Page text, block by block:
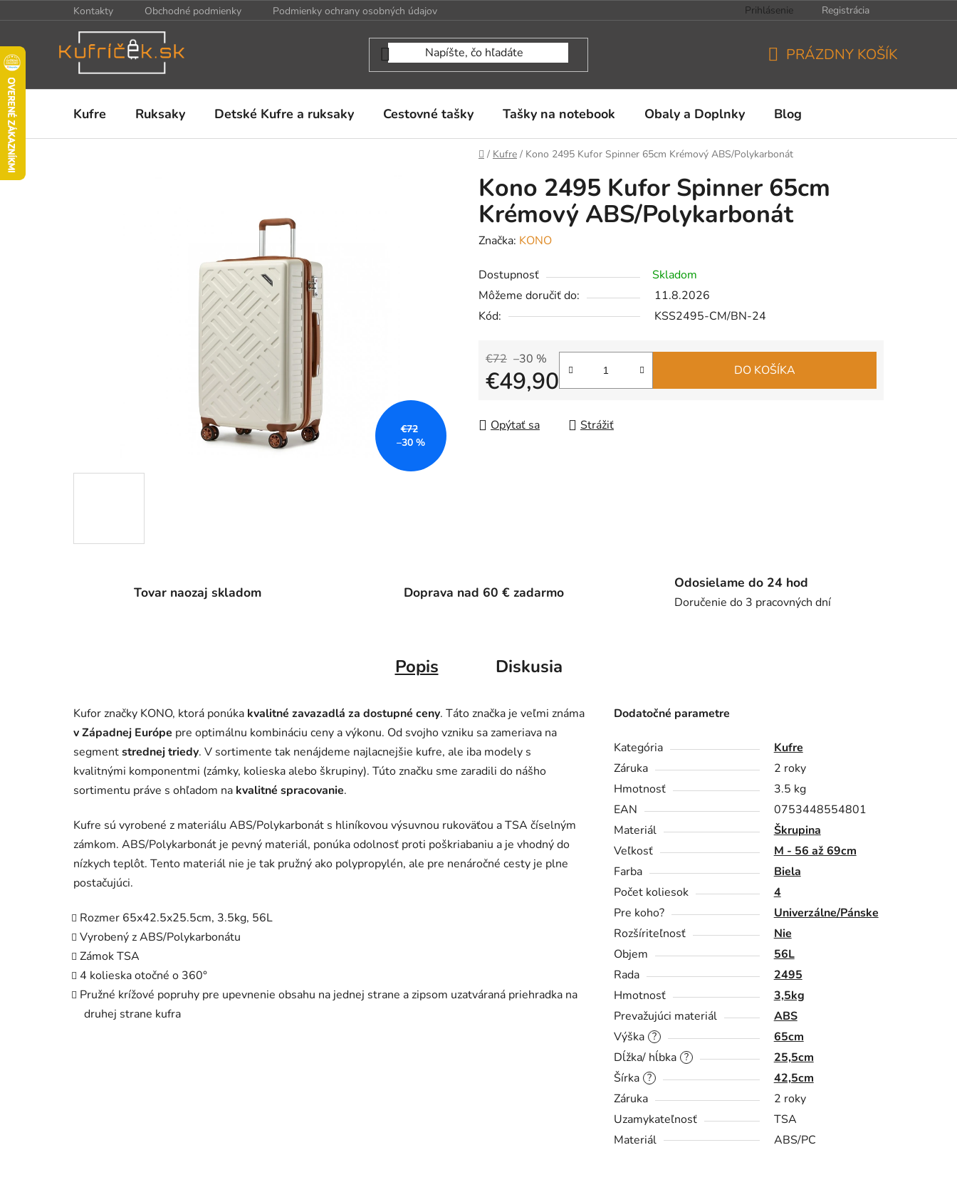
na
Kontakty Obchodné podmienky Podmienky ochrany osobných údajov Prihlásenie Registrácia
KOŠÍK
PRÁZDNY KOŠÍK
Kufre Ruksaky Detské Kufre a ruksaky Cestovné tašky Tašky na notebook Obaly a Doplnky Blog
Domov
/ Kufre / Kono 2495 Kufor Spinner 65cm Krémový ABS/Polykarbonát
Kono 2495 Kufor Spinner 65cm
Krémový ABS/Polykarbonát
Značka: KONO
Dostupnosť
Skladom
Môžeme doručiť do:
11.8.2026
Kód:
KSS2495-CM/BN-24
€72 –30 %
€49,90 DO KOŠÍKA
Opýtať sa Strážiť
€72
–30 %
Tovar naozaj skladom Doprava nad 60 € zadarmo
Odosielame do 24 hod
Doručenie do 3 pracovných dní
Popis Diskusia
Kufor značky KONO, ktorá ponúka kvalitné zavazadlá za dostupné ceny. Táto značka je veľmi známa
v Západnej Európe pre optimálnu kombináciu ceny a výkonu. Od svojho vzniku sa zameriava na
segmentstrednej triedy. V sortimente tak nenájdeme najlacnejšie kufre, ale iba modely s
kvalitnými komponentmi (zámky, kolieska alebo škrupiny). Túto značku sme zaradili do nášho
sortimentu práve s ohľadom na kvalitné spracovanie.
Kufre sú vyrobené z materiálu ABS/Polykarbonát s hliníkovou výsuvnou rukoväťou a TSA číselným
zámkom. ABS/Polykarbonát je pevný materiál, ponúka odolnosť proti poškriabaniu a je vhodný do
nízkych teplôt. Tento materiál nie je tak pružný ako polypropylén, ale pre nenáročné cesty je plne
postačujúci.
Rozmer 65x42.5x25.5cm, 3.5kg, 56L
Vyrobený z ABS/Polykarbonátu
Zámok TSA
4 kolieska otočné o 360°
Pružné krížové popruhy pre upevnenie obsahu na jednej strane a zipsom uzatváraná priehradka na
druhej strane kufra
Dodatočné parametre
Kategória
Kufre
Záruka
2 roky
Hmotnosť
3.5 kg
EAN
0753448554801
Materiál
Škrupina
Veľkosť
M - 56 až 69cm
Farba
Biela
Počet koliesok
4
Pre koho?
Univerzálne/Pánske
Rozšíriteľnosť
Nie
Objem
56L
Rada
2495
Hmotnosť
3,5kg
Prevažujúci materiál
ABS
?
Výška 65cm
?
Dĺžka/ hĺbka 25,5cm
?
Šírka
42,5cm
Záruka
2 roky
Uzamykateľnosť
TSA
Materiál
ABS/PC